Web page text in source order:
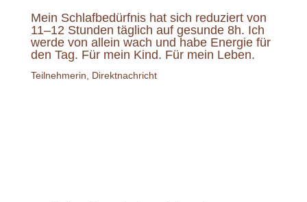
Mein Schlafbedürfnis hat sich reduziert von
11–12 Stunden täglich auf gesunde 8h. Ich
werde von allein wach und habe Energie für
den Tag. Für mein Kind. Für mein Leben.
Teilnehmerin, Direktnachricht